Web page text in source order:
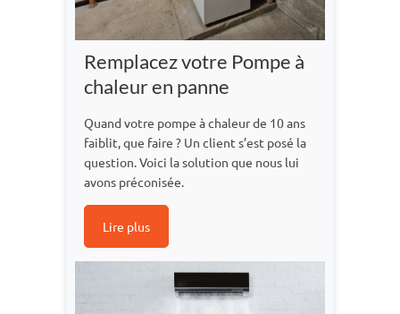
Remplacez votre Pompe à
chaleur en panne
Quand votre pompe à chaleur de 10 ans
faiblit, que faire ? Un client s’est posé la
question. Voici la solution que nous lui
avons préconisée.
Lire plus